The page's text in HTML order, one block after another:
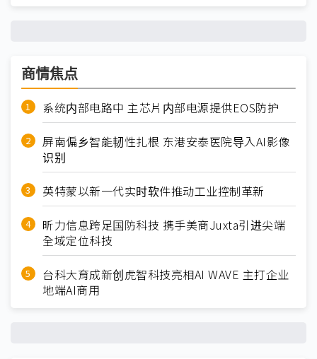
商情焦点
系统内部电路中 主芯片内部电源提供EOS防护
屏南偏乡智能韧性扎根 东港安泰医院导入AI影像
识别
英特蒙以新一代实时软件推动工业控制革新
昕力信息跨足国防科技 携手美商Juxta引进尖端
全域定位科技
台科大育成新创虎智科技亮相AI WAVE 主打企业
地端AI商用